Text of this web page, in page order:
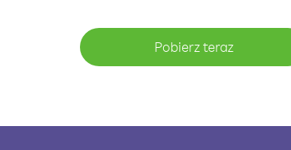
Pobierz teraz